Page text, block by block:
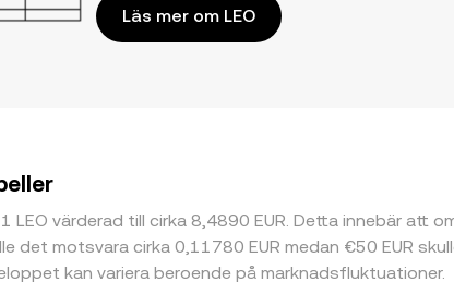
Läs mer om LEO
LEO värderad till cirka 8,4890 EUR. Detta innebär att
det motsvara cirka 0,11780 EUR medan €50 EUR
kan variera beroende på marknadsfluktuationer.